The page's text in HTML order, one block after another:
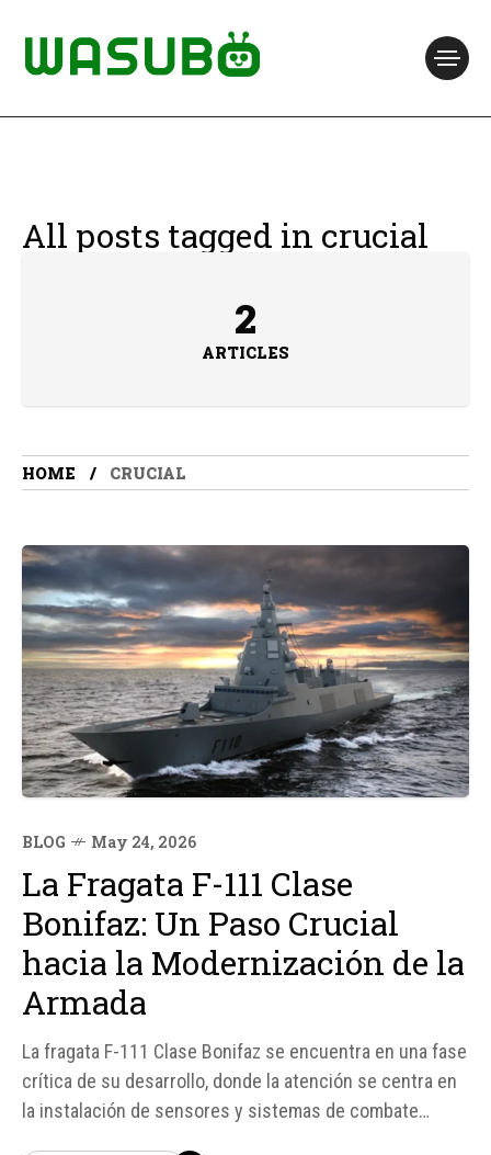
All posts tagged in crucial
2
ARTICLES
HOME CRUCIAL
BLOG May 24, 2026
La Fragata F-111 Clase
Bonifaz: Un Paso Crucial
hacia la Modernización de la
Armada
La fragata F-111 Clase Bonifaz se encuentra en una fase
crítica de su desarrollo, donde la atención se centra en
la instalación de sensores y sistemas de combate